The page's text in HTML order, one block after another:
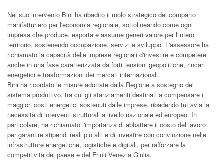
Nel suo intervento Bini ha ribadito il ruolo strategico del comparto
manifatturiero per l'economia regionale, sottolineando come ogni
impresa che produce, esporta e assume generi valore per l'intero
territorio, sostenendo occupazione, servizi e sviluppo. L'assessore ha
richiamato la capacità delle imprese regionali d'investire e competere
anche in una fase caratterizzata da forti tensioni geopolitiche, rincari
energetici e trasformazioni dei mercati internazionali.
Bini ha ricordato le misure adottate dalla Regione a sostegno del
sistema produttivo, tra cui gli stanziamenti destinati a compensare i
maggiori costi energetici sostenuti dalle imprese, ribadendo tuttavia la
necessità di interventi strutturali a livello nazionale ed europeo. In
particolare, ha richiamato l'importanza di abbattere il costo del lavoro
per garantire stipendi reali più alti e di investire con convinzione nelle
infrastrutture energetiche, logistiche e digitali, per rafforzare la
competitività del paese e del Friuli Venezia Giulia.